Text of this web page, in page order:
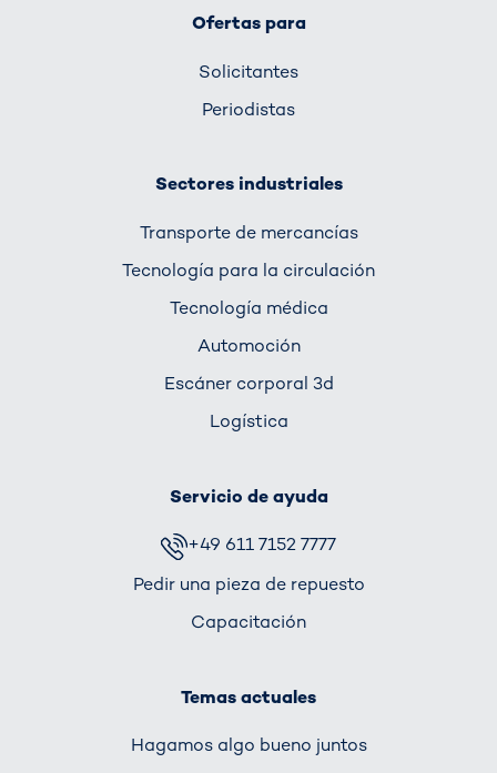
Ofertas para
Solicitantes
Periodistas
Sectores industriales
Transporte de mercancías
Tecnología para la circulación
Tecnología médica
Automoción
Escáner corporal 3d
Logística
Servicio de ayuda
+49 611 7152 7777
Pedir una pieza de repuesto
Capacitación
Temas actuales
Hagamos algo bueno juntos